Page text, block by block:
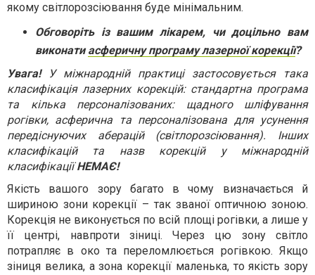
якому світлорозсіювання буде мінімальним.
Обговоріть із вашим лікарем, чи доцільно вам
виконатиасферичну програму лазерної корекції?
Увага!У міжнародній практиці застосовується така
класифікація лазерних корекцій: стандартна програма
та кілька персоналізованих: щадного шліфування
рогівки, асферична та персоналізована для усунення
передіснуючих аберацій (світлорозсіювання). Інших
класифікацій та назв корекцій у міжнародній
класифікаціїНЕМАЄ!
Якість вашого зору багато в чому визначається й
шириною зони корекції – так званої оптичною зоною.
Корекція не виконується по всій площі рогівки, а лише у
її центрі, навпроти зіниці. Через цю зону світло
потрапляє в око та переломлюється рогівкою. Якщо
зіниця велика, а зона корекції маленька, то якість зору